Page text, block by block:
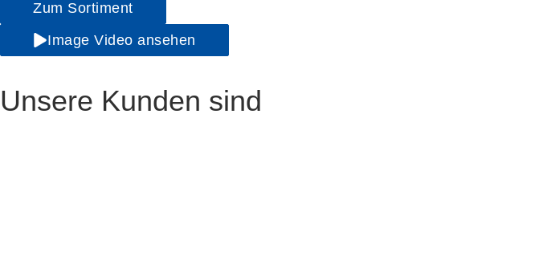
Zum Sortiment
Image Video ansehen
Unsere Kunden sind